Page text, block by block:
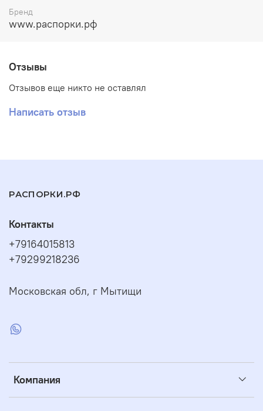
оформления заказа мы с Вами свяжемся по поводу
предоплаты.
Материал распорки:
Покрытие:полимерно-порошковое
Бренд
www.распорки.рф
Отзывы
Отзывов еще никто не оставлял
Написать отзыв
РАСПОРКИ.РФ
Компания
Контакты
+79164015813
+79299218236
Московская обл, г Мытищи